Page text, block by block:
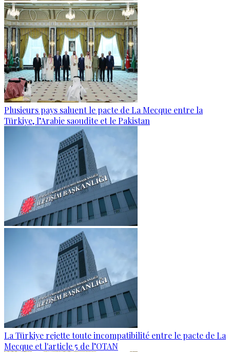
Plusieurs pays saluent le pacte de La Mecque entre la
Türkiye, l’Arabie saoudite et le Pakistan
La Türkiye rejette toute incompatibilité entre le pacte de La
Mecque et l'article 5 de l’OTAN